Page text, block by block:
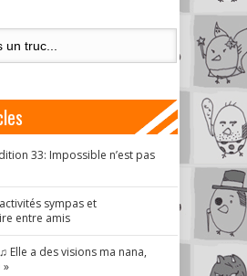
33: Impossible n’est pas
sympas et
entre amis
Elle a des visions ma nana,
»